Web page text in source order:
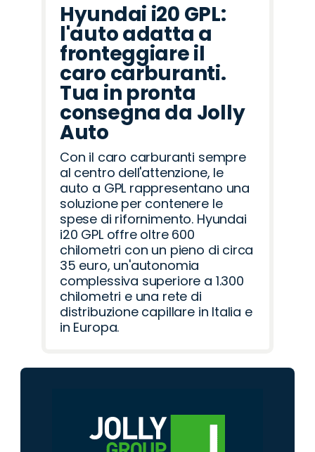
Hyundai i20 GPL:
l'auto adatta a
fronteggiare il
caro carburanti.
Tua in pronta
consegna da Jolly
Auto
Con il caro carburanti sempre
al centro dell'attenzione, le
auto a GPL rappresentano una
soluzione per contenere le
spese di rifornimento. Hyundai
i20 GPL offre oltre 600
chilometri con un pieno di circa
35 euro, un'autonomia
complessiva superiore a 1.300
chilometri e una rete di
distribuzione capillare in Italia e
in Europa.